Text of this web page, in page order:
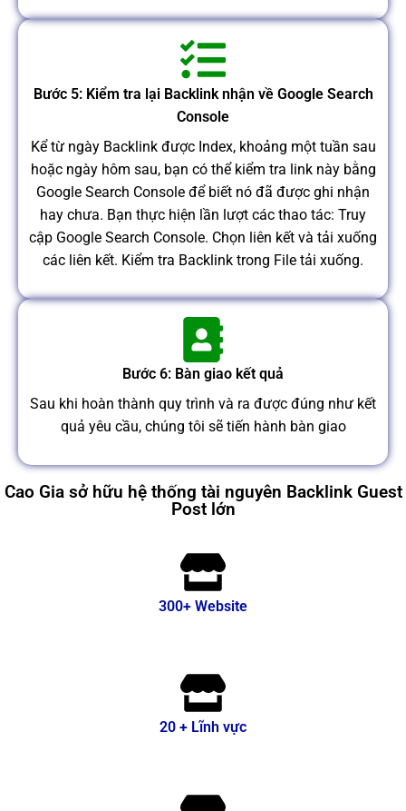
Bước 5: Kiểm tra lại Backlink nhận về Google Search
Console
Kể từ ngày Backlink được Index, khoảng một tuần sau
hoặc ngày hôm sau, bạn có thể kiểm tra link này bằng
Google Search Console để biết nó đã được ghi nhận
hay chưa. Bạn thực hiện lần lượt các thao tác: Truy
cập Google Search Console. Chọn liên kết và tải xuống
các liên kết. Kiểm tra Backlink trong File tải xuống.
Bước 6: Bàn giao kết quả
Sau khi hoàn thành quy trình và ra được đúng như kết
quả yêu cầu, chúng tôi sẽ tiến hành bàn giao
Cao Gia sở hữu hệ thống tài nguyên Backlink Guest
Post lớn
300+ Website
20 + Lĩnh vực